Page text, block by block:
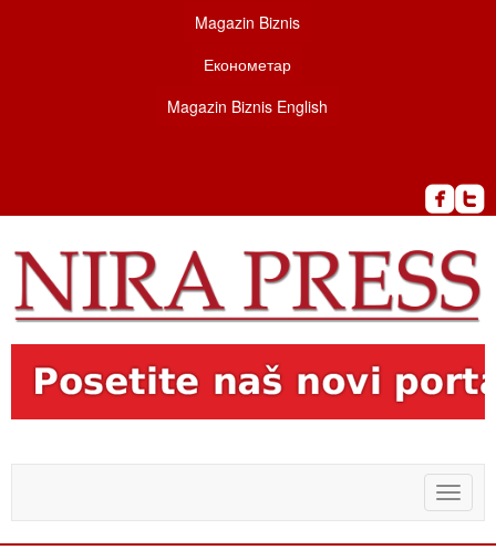
Magazin Biznis
Економетар
Magazin Biznis English
Toggle